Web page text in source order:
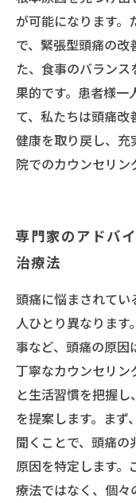
が可能になります。
で、緊張型頭痛の改
た、食事のバラン
果的です。患者様一
て、私たちは頭痛改
健康を取り戻し、
院でのカウンセリン
専門家のアドバ
治療法
頭痛に悩まされて
人ひとり異なりま
事など、頭痛の原因
丁寧なカウンセリ
と生活習慣を把握
を提案します。まず
聞くことで、頭痛
原因を特定します。
療法ではなく、個々